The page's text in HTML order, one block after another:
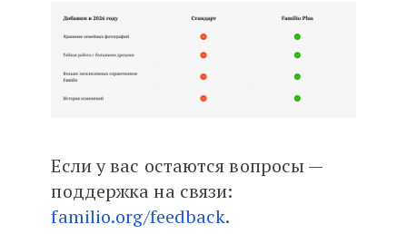
Если у вас остаются вопросы —
поддержка на связи:
familio.org/feedback.